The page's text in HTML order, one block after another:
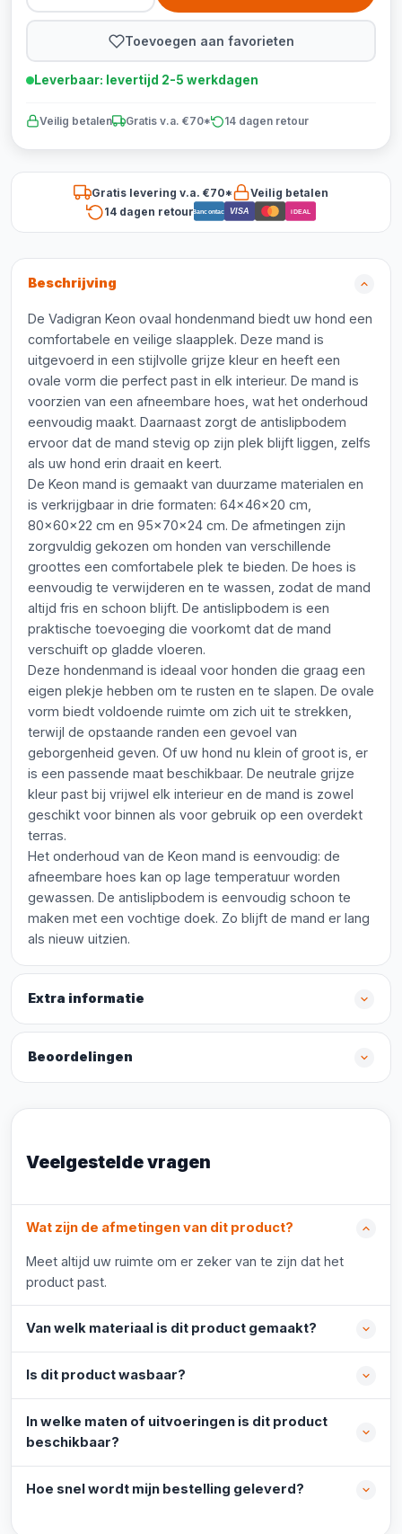
Toevoegen aan favorieten
Leverbaar: levertijd 2-5 werkdagen
Veilig betalen Gratis v.a. €70* 14 dagen retour
Gratis levering v.a. €70*
Veilig betalen
14 dagen retourBancontact VISA iDEAL
Beschrijving
De Vadigran Keon ovaal hondenmand biedt uw hond een
comfortabele en veilige slaapplek. Deze mand is
uitgevoerd in een stijlvolle grijze kleur en heeft een
ovale vorm die perfect past in elk interieur. De mand is
voorzien van een afneembare hoes, wat het onderhoud
eenvoudig maakt. Daarnaast zorgt de antislipbodem
ervoor dat de mand stevig op zijn plek blijft liggen, zelfs
als uw hond erin draait en keert.
De Keon mand is gemaakt van duurzame materialen en
is verkrijgbaar in drie formaten: 64x46x20 cm,
80x60x22 cm en 95x70x24 cm. De afmetingen zijn
zorgvuldig gekozen om honden van verschillende
groottes een comfortabele plek te bieden. De hoes is
eenvoudig te verwijderen en te wassen, zodat de mand
altijd fris en schoon blijft. De antislipbodem is een
praktische toevoeging die voorkomt dat de mand
verschuift op gladde vloeren.
Deze hondenmand is ideaal voor honden die graag een
eigen plekje hebben om te rusten en te slapen. De ovale
vorm biedt voldoende ruimte om zich uit te strekken,
terwijl de opstaande randen een gevoel van
geborgenheid geven. Of uw hond nu klein of groot is, er
is een passende maat beschikbaar. De neutrale grijze
kleur past bij vrijwel elk interieur en de mand is zowel
geschikt voor binnen als voor gebruik op een overdekt
terras.
Het onderhoud van de Keon mand is eenvoudig: de
afneembare hoes kan op lage temperatuur worden
gewassen. De antislipbodem is eenvoudig schoon te
maken met een vochtige doek. Zo blijft de mand er lang
als nieuw uitzien.
Extra informatie
Beoordelingen
Veelgestelde vragen
Wat zijn de afmetingen van dit product?
Meet altijd uw ruimte om er zeker van te zijn dat het
product past.
Van welk materiaal is dit product gemaakt?
Is dit product wasbaar?
In welke maten of uitvoeringen is dit product
beschikbaar?
Hoe snel wordt mijn bestelling geleverd?